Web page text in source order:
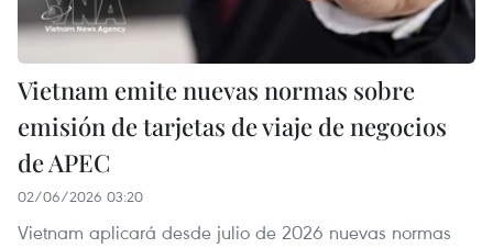
Vietnam emite nuevas normas sobre
emisión de tarjetas de viaje de negocios
de APEC
02/06/2026 03:20
Vietnam aplicará desde julio de 2026 nuevas normas